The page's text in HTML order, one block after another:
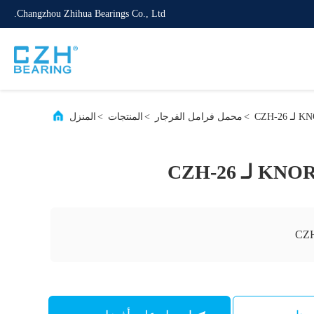
Changzhou Zhihua Bearings Co., Ltd.
المنزل > المنتجات > محمل فرامل الفرجار >